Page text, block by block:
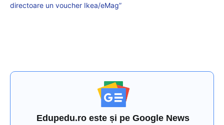
directoare un voucher Ikea/eMag”
Edupedu.ro este și pe Google News